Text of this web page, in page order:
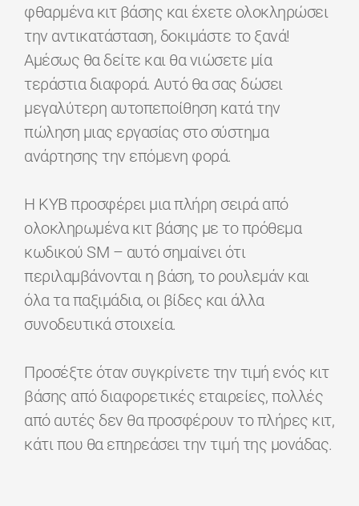
φθαρμένα κιτ βάσης και έχετε ολοκληρώσει
την αντικατάσταση, δοκιμάστε το ξανά!
Αμέσως θα δείτε και θα νιώσετε μία
τεράστια διαφορά. Αυτό θα σας δώσει
μεγαλύτερη αυτοπεποίθηση κατά την
πώληση μιας εργασίας στο σύστημα
ανάρτησης την επόμενη φορά.
Η KYB προσφέρει μια πλήρη σειρά από
ολοκληρωμένα κιτ βάσης με το πρόθεμα
κωδικού SM – αυτό σημαίνει ότι
περιλαμβάνονται η βάση, το ρουλεμάν και
όλα τα παξιμάδια, οι βίδες και άλλα
συνοδευτικά στοιχεία.
Προσέξτε όταν συγκρίνετε την τιμή ενός κιτ
βάσης από διαφορετικές εταιρείες, πολλές
από αυτές δεν θα προσφέρουν το πλήρες κιτ,
κάτι που θα επηρεάσει την τιμή της μονάδας.